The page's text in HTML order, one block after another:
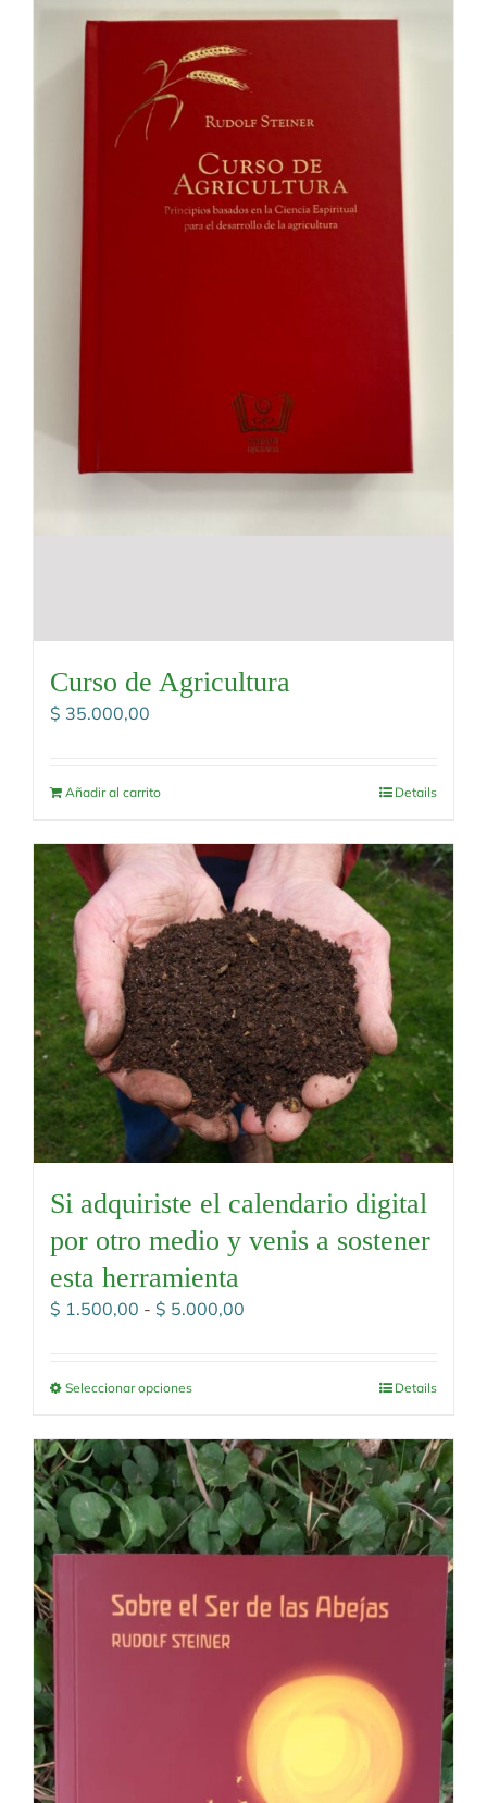
Curso de Agricultura
$ 35.000,00
Añadir al carrito Details
Si adquiriste el calendario digital
por otro medio y venis a sostener
esta herramienta
$ 1.500,00 - $ 5.000,00
hasta
$ 5.000,00
Seleccionar opciones Details